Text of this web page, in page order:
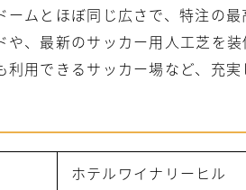
ームとほぼ同じ広さで、特注の
や、最新のサッカー用人工芝を
利用できるサッカー場など、充実
ホテルワイナリーヒル